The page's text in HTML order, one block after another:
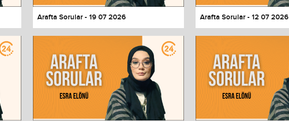
Arafta Sorular - 19 07 2026 Arafta Sorular - 12 07 2026